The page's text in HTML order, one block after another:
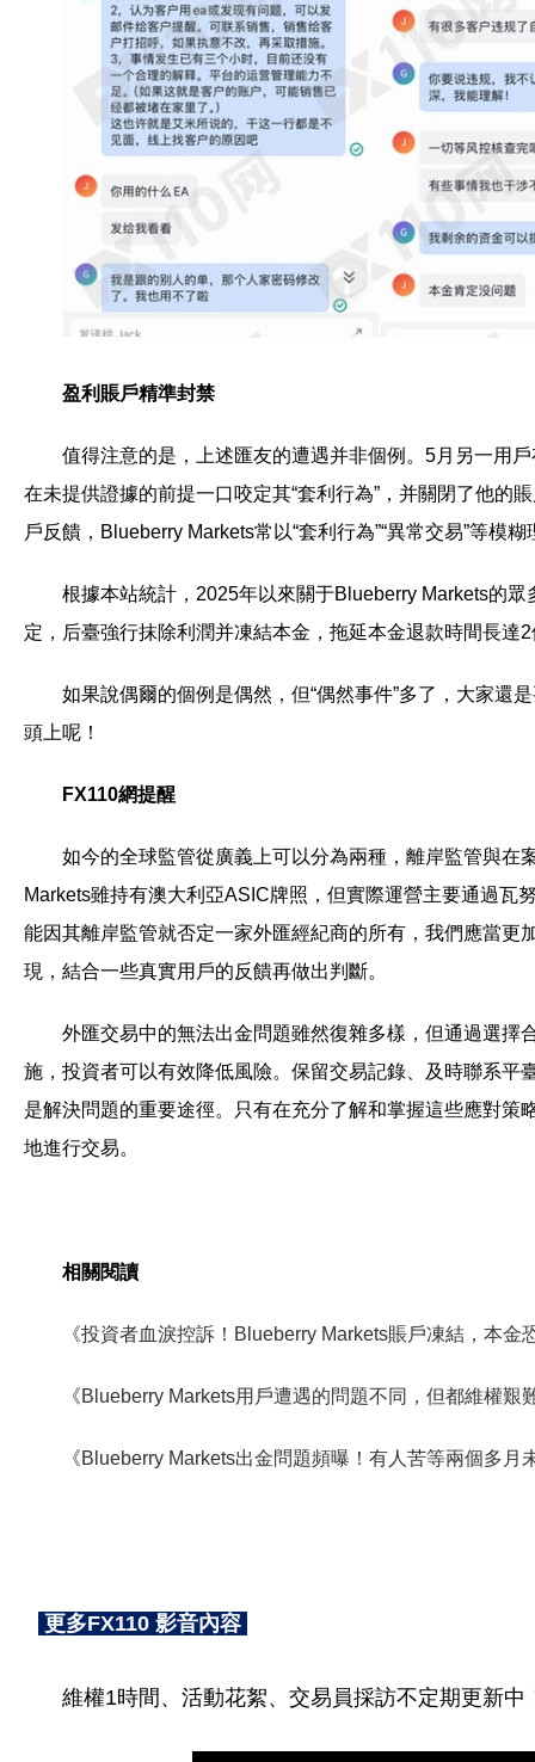
盈利賬戶精準封禁
值得注意的是，上述匯友的遭遇并非個例。5月另一用
在未提供證據的前提一口咬定其“套利行為”，并關閉了他的
戶反饋，Blueberry Markets常以“套利行為”“異常交易”等模
根據本站統計，2025年以來關于Blueberry Markets的
定，后臺強行抹除利潤并凍結本金，拖延本金退款時間長達
如果說偶爾的個例是偶然，但“偶然事件”多了，大家還
頭上呢！
FX110網提醒
如今的全球監管從廣義上可以分為兩種，離岸監管與在
Markets雖持有澳大利亞ASIC牌照，但實際運營主要通過瓦
能因其離岸監管就否定一家外匯經紀商的所有，我們應當更
現，結合一些真實用戶的反饋再做出判斷。
外匯交易中的無法出金問題雖然復雜多樣，但通過選擇
施，投資者可以有效降低風險。保留交易記錄、及時聯系平
是解決問題的重要途徑。只有在充分了解和掌握這些應對
地進行交易。
相關閱讀
《投資者血淚控訴！Blueberry Markets賬戶凍結，本金
《Blueberry Markets用戶遭遇的問題不同，但都維權艱
《Blueberry Markets出金問題頻曝！有人苦等兩個多月
更多FX110 影音內容
維權1時間、活動花絮、交易員採訪不定期更新